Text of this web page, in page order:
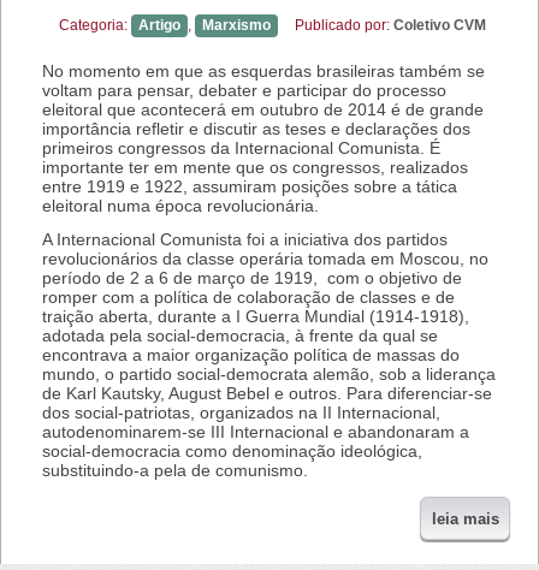
Categoria: Artigo , Marxismo Publicado por: Coletivo CVM
No momento em que as esquerdas brasileiras também se
voltam para pensar, debater e participar do processo
eleitoral que acontecerá em outubro de 2014 é de grande
importância refletir e discutir as teses e declarações dos
primeiros congressos da Internacional Comunista. É
importante ter em mente que os congressos, realizados
entre 1919 e 1922, assumiram posições sobre a tática
eleitoral numa época revolucionária.
A Internacional Comunista foi a iniciativa dos partidos
revolucionários da classe operária tomada em Moscou, no
período de 2 a 6 de março de 1919, com o objetivo de
romper com a política de colaboração de classes e de
traição aberta, durante a I Guerra Mundial (1914-1918),
adotada pela social-democracia, à frente da qual se
encontrava a maior organização política de massas do
mundo, o partido social-democrata alemão, sob a liderança
de Karl Kautsky, August Bebel e outros. Para diferenciar-se
dos social-patriotas, organizados na II Internacional,
autodenominarem-se III Internacional e abandonaram a
social-democracia como denominação ideológica,
substituindo-a pela de comunismo.
leia mais